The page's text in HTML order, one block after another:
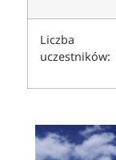
Liczba
uczestników: